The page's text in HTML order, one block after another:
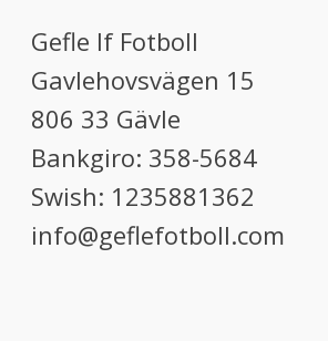
Gefle If Fotboll
Gavlehovsvägen 15
806 33 Gävle
Bankgiro: 358-5684
Swish: 1235881362
info@geflefotboll.com